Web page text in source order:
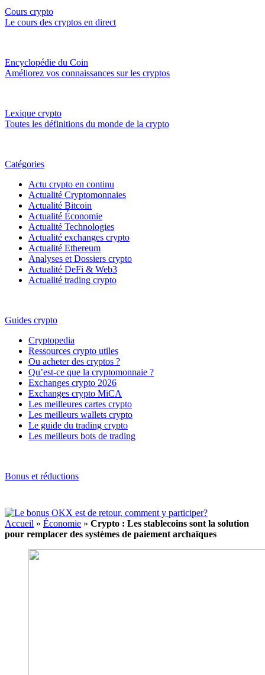
Cours crypto
Le cours des cryptos en direct
Encyclopédie du Coin
Améliorez vos connaissances sur les cryptos
Lexique crypto
Toutes les définitions du monde de la crypto
Catégories
Actu crypto en continu
Actualité Cryptomonnaies
Actualité Bitcoin
Actualité Économie
Actualité Technologies
Actualité exchanges crypto
Actualité Ethereum
Analyses et Dossiers crypto
Actualité DeFi & Web3
Actualité trading crypto
Guides crypto
Cryptopedia
Ressources crypto utiles
Ou acheter des cryptos ?
Qu’est-ce que la cryptomonnaie ?
Exchanges crypto 2026
Exchanges crypto MiCA
Les meilleures cartes crypto
Les meilleurs wallets crypto
Le guide du trading crypto
Les meilleurs bots de trading
Bonus et réductions
Accueil » Économie » Crypto : Les stablecoins sont la solution
pour remplacer des systèmes de paiement archaïques